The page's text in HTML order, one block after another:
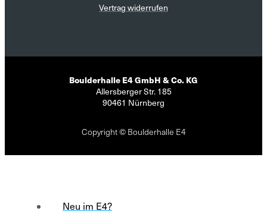
Vertrag widerrufen
Boulderhalle E4 GmbH & Co. KG
Allersberger Str. 185
90461 Nürnberg
Copyright © Boulderhalle E4
Neu im E4?